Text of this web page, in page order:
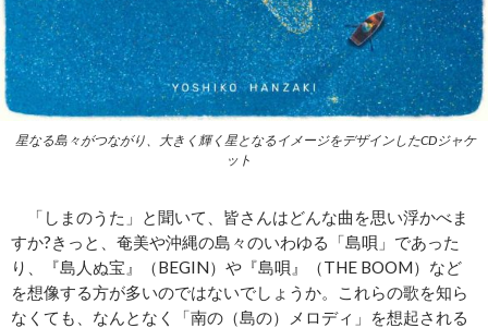
星なる島々がつながり、大きく輝く星となるイメージをデザインしたCDジャケ
ット
「しまのうた」と聞いて、皆さんはどんな曲を思い浮かべま
すか?きっと、奄美や沖縄の島々のいわゆる「島唄」であった
り、『島人ぬ宝』（BEGIN）や『島唄』（THE BOOM）など
を想像する方が多いのではないでしょうか。これらの歌を知ら
なくても、なんとなく「南の（島の）メロディ」を想起される